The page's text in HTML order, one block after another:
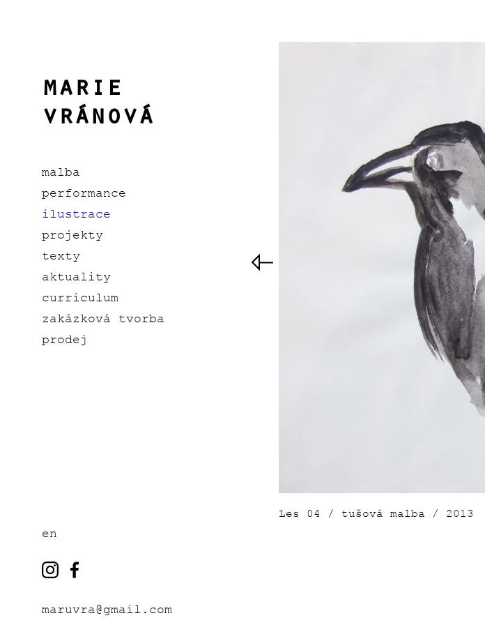
marie
vránová
malba
performance
ilustrace
projekty
texty
aktuality
curriculum
zakázková tvorba
prodej
en
maruvra@gmail.com
Les 04 / tušová malba / 2013